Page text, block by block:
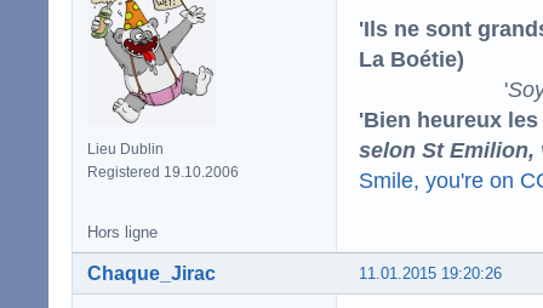
Lieu Dublin
Registered 19.10.2006
'Ils ne sont
La Boétie)
'
'Bien heureux
selon St Emilion,
Smile, you're on
Hors ligne
11.01.2015 19:20:26
Chaque_Jirac